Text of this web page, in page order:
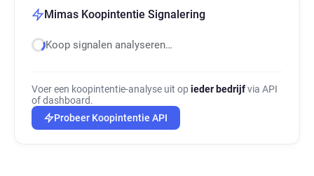
Mimas Koopintentie Signalering
Koop signalen analyseren…
Voer een koopintentie-analyse uit op ieder bedrijfvia API
of dashboard.
Probeer Koopintentie API